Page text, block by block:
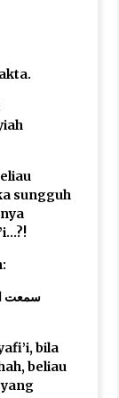
sungguh
سمعت
bila
beliau